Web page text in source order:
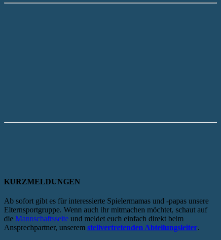
KURZMELDUNGEN
Ab sofort gibt es für interessierte Spielermamas und -papas unsere
Elternsportgruppe. Wenn auch ihr mitmachen möchtet, schaut auf
die Mannschaftsseite und meldet euch einfach direkt beim
Ansprechpartner, unserem stellvertretenden Abteilungsleiter.